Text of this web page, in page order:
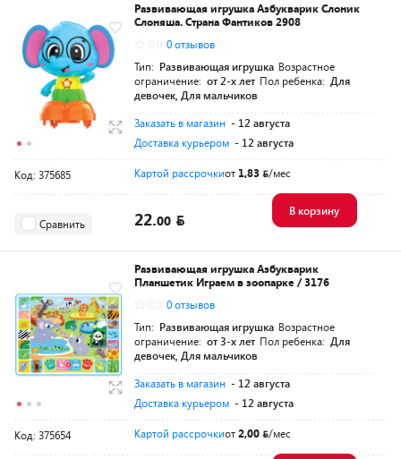
Развивающая игрушка Азбукварик Слоник
Слоняша. Страна Фантиков 2908
0 отзывов
Тип: Развивающая игрушка Возрастное
ограничение: от 2-х лет Пол ребенка: Для
девочек, Для мальчиков
Заказать в магазин - 12 августа
Доставка курьером - 12 августа
Код: 375685 Картой рассрочкиот 1,83 /мес
Сравнить 22.00
В корзину
Развивающая игрушка Азбукварик
Планшетик Играем в зоопарке / 3176
0 отзывов
Тип: Развивающая игрушка Возрастное
ограничение: от 3-х лет Пол ребенка: Для
девочек, Для мальчиков
Заказать в магазин - 12 августа
Доставка курьером - 12 августа
Код: 375654 Картой рассрочкиот2,00 /мес